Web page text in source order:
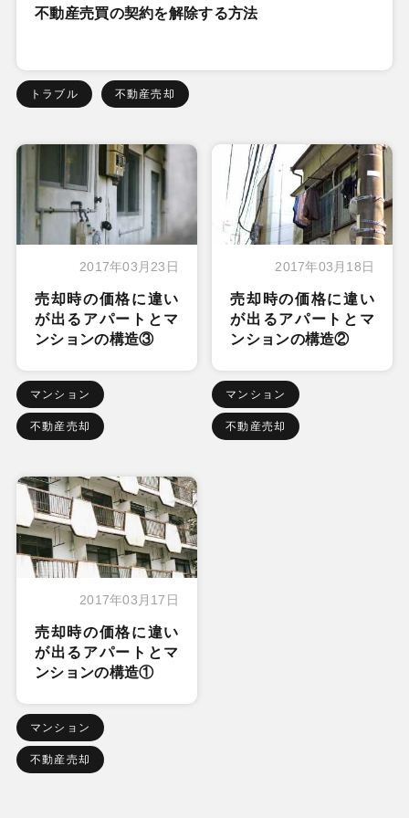
不動産売買の契約を解除する方法
トラブル 不動産売却
2017年03月23日
売却時の価格に違い
が出るアパートとマ
ンションの構造③
マンション
不動産売却
2017年03月18日
売却時の価格に違い
が出るアパートとマ
ンションの構造②
マンション
不動産売却
2017年03月17日
売却時の価格に違い
が出るアパートとマ
ンションの構造①
マンション
不動産売却